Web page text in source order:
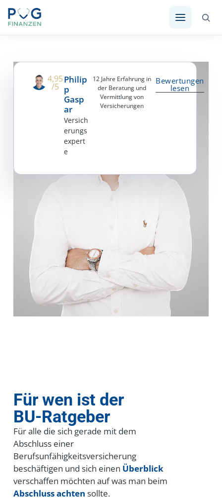
Für wen ist der
BU-Ratgeber
Für alle die sich gerade mit dem
Abschluss einer
Berufsunfähigkeitsversicherung
beschäftigen und sich einen Überblick
verschaffen möchten auf was man beim
Abschluss achten sollte.
4,95
/5
Philip
P
Gasp
Ar
Versich
erungs
expert
e
12 Jahre Erfahrung in
der Beratung und
Vermittlung von
Versicherungen
Bewertungen
lesen